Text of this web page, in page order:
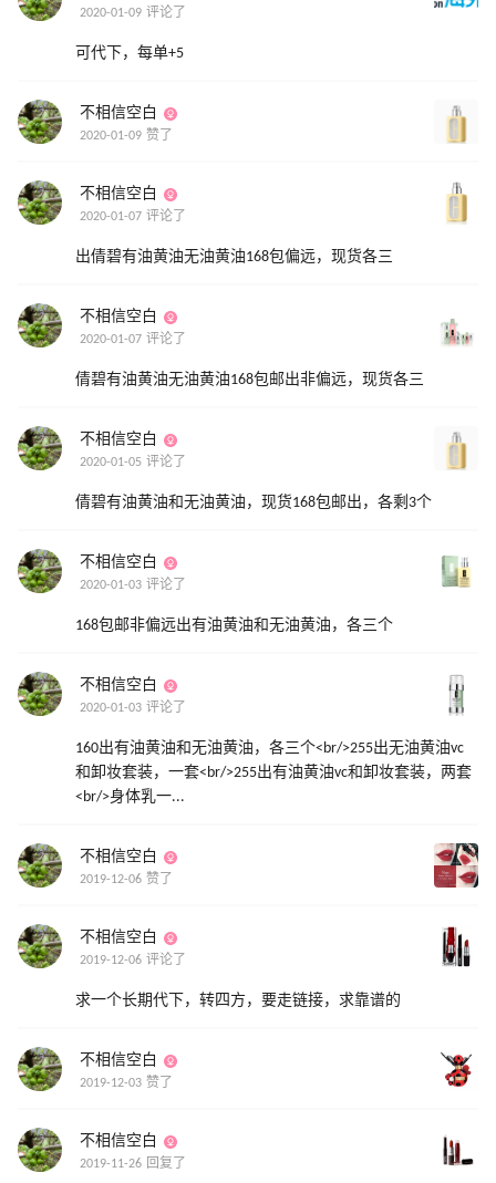
2020-01-09 评论了
可代下，每单+5
不相信空白
2020-01-09 赞了
不相信空白
2020-01-07 评论了
出倩碧有油黄油无油黄油168包偏远，现货各三
不相信空白
2020-01-07 评论了
倩碧有油黄油无油黄油168包邮出非偏远，现货各三
不相信空白
2020-01-05 评论了
倩碧有油黄油和无油黄油，现货168包邮出，各剩3个
不相信空白
2020-01-03 评论了
168包邮非偏远出有油黄油和无油黄油，各三个
不相信空白
2020-01-03 评论了
160出有油黄油和无油黄油，各三个<br/>255出无油黄油vc
和卸妆套装，一套<br/>255出有油黄油vc和卸妆套装，两套
<br/>身体乳一...
不相信空白
2019-12-06 赞了
不相信空白
2019-12-06 评论了
求一个长期代下，转四方，要走链接，求靠谱的
不相信空白
2019-12-03 赞了
不相信空白
2019-11-26 回复了